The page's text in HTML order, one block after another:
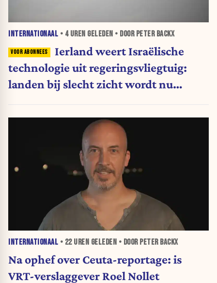
INTERNATIONAAL • 4 UREN GELEDEN • DOOR PETER BACKX
Ierland weert Israëlische
technologie uit regeringsvliegtuig:
landen bij slecht zicht wordt nu
INTERNATIONAAL • 22 UREN GELEDEN • DOOR PETER BACKX
Na ophef over Ceuta-reportage: is
VRT-verslaggever Roel Nollet